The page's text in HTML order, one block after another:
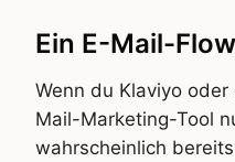
Ein E-Mail-
Wenn du Klaviyo
Mail-Marketing-Tool
wahrscheinlich